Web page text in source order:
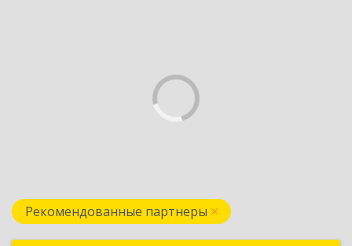
Рекомендованные партнеры